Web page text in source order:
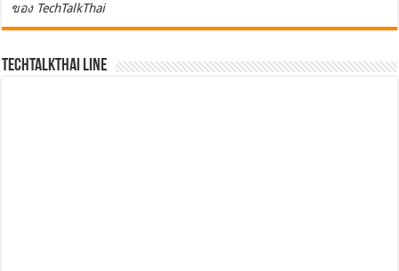
ของ TechTalkThai
TechTalkThai LINE